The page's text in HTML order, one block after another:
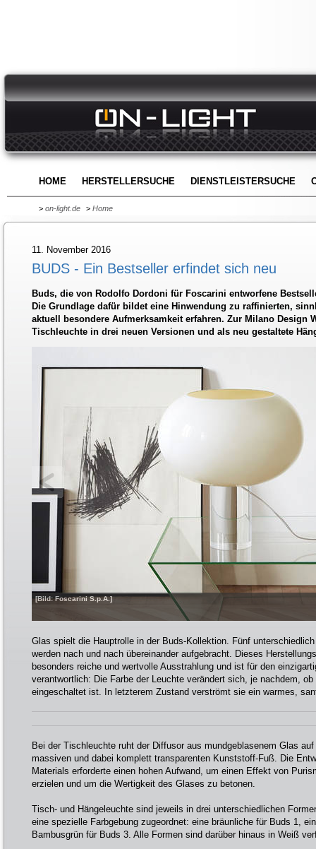
HOME HERSTELLERSUCHE DIENSTLEISTERSUCHE
> on-light.de > Home
11. November 2016
BUDS - Ein Bestseller erfindet sich neu
Buds, die von Rodolfo Dordoni für Foscarini entworfene
Die Grundlage dafür bildet eine Hinwendung zu raffinierten,
aktuell besondere Aufmerksamkeit erfahren. Zur Milano Design
Tischleuchte in drei neuen Versionen und als neu gestaltete
[Bild: Foscarini S.p.A.]
Glas spielt die Hauptrolle in der Buds-Kollektion. Fünf
werden nach und nach übereinander aufgebracht. Dieses
besonders reiche und wertvolle Ausstrahlung und ist für den
verantwortlich: Die Farbe der Leuchte verändert sich, je nachdem,
eingeschaltet ist. In letzterem Zustand verströmt sie ein warmes,
Bei der Tischleuchte ruht der Diffusor aus mundgeblasenem Glas
massiven und dabei komplett transparenten Kunststoff-Fuß. Die
Materials erforderte einen hohen Aufwand, um einen Effekt von
erzielen und um die Wertigkeit des Glases zu betonen.
Tisch- und Hängeleuchte sind jeweils in drei unterschiedlichen
eine spezielle Farbgebung zugeordnet: eine bräunliche für Buds 1,
Bambusgrün für Buds 3. Alle Formen sind darüber hinaus in Weiß